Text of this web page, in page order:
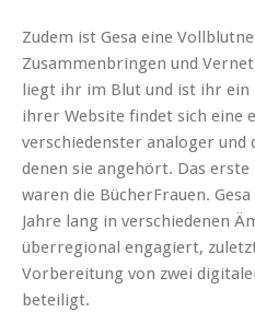
Zudem ist Gesa eine
Zusammenbringen und
liegt ihr im Blut und ist ihr ein
ihrer Website findet sich eine
verschiedenster analoger und
denen sie angehört. Das
waren die BücherFrauen.
Jahre lang in verschiedenen
überregional engagiert,
Vorbereitung von zwei
beteiligt.